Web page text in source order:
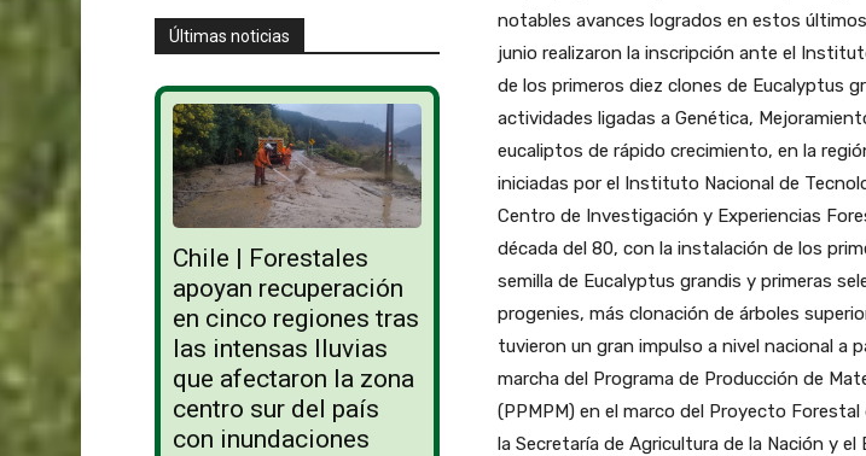
Últimas noticias
Chile | Forestales
apoyan recuperación
en cinco regiones tras
las intensas lluvias
que afectaron la zona
centro sur del país
con inundaciones
notables avances logrados en estos
junio realizaron la inscripción ante el
de los primeros diez clones de Eucalyptus
actividades ligadas a Genética,
eucaliptos de rápido crecimiento, en la
iniciadas por el Instituto Nacional de
Centro de Investigación y Experiencias
década del 80, con la instalación de los
semilla de Eucalyptus grandis y primeras
progenies, más clonación de árboles
tuvieron un gran impulso a nivel nacional a
marcha del Programa de Producción de
(PPMPM) en el marco del Proyecto
la Secretaría de Agricultura de la Nación y